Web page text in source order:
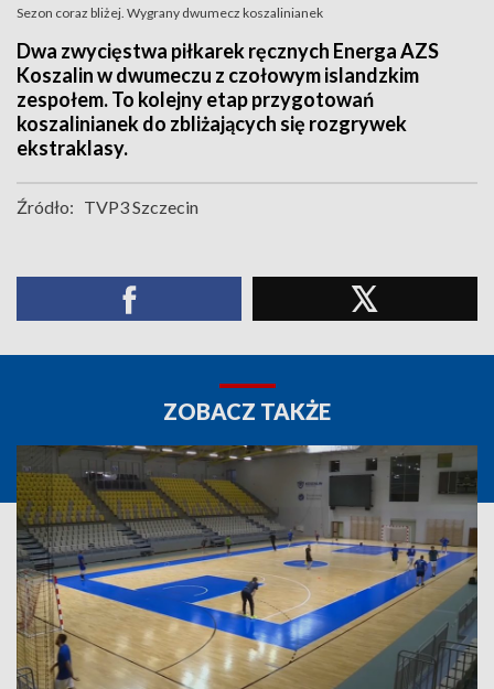
Sezon coraz bliżej. Wygrany dwumecz koszalinianek
Dwa zwycięstwa piłkarek ręcznych Energa AZS
Koszalin w dwumeczu z czołowym islandzkim
zespołem. To kolejny etap przygotowań
koszalinianek do zbliżających się rozgrywek
ekstraklasy.
Źródło: TVP3 Szczecin
ZOBACZ TAKŻE